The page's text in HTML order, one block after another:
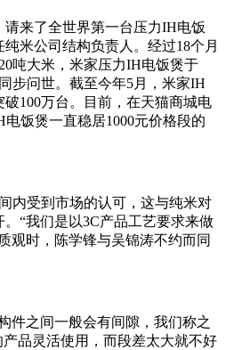
来了全世界第一台压力IH电饭
米公司结构负责人。经过18个月
吨大米，米家压力IH电饭煲于
步问世。截至今年5月，米家IH
100万台。目前，在天猫商城电
饭煲一直稳居1000元价格段的
内受到市场的认可，这与纯米对
“我们是以3C产品工艺要求来做
观时，陈学锋与吴锦涛不约而同
件之间一般会有间隙，我们称之
品灵活使用，而段差太大就不好